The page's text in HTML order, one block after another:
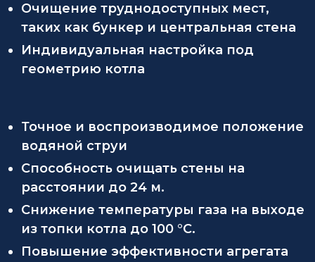
Очищение труднодоступных мест,
таких как бункер и центральная стена
Индивидуальная настройка под
геометрию котла
Точное и воспроизводимое положение
водяной струи
Способность очищать стены на
расстоянии до 24 м.
Снижение температуры газа на выходе
из топки котла до 100 °С.
Повышение эффективности агрегата